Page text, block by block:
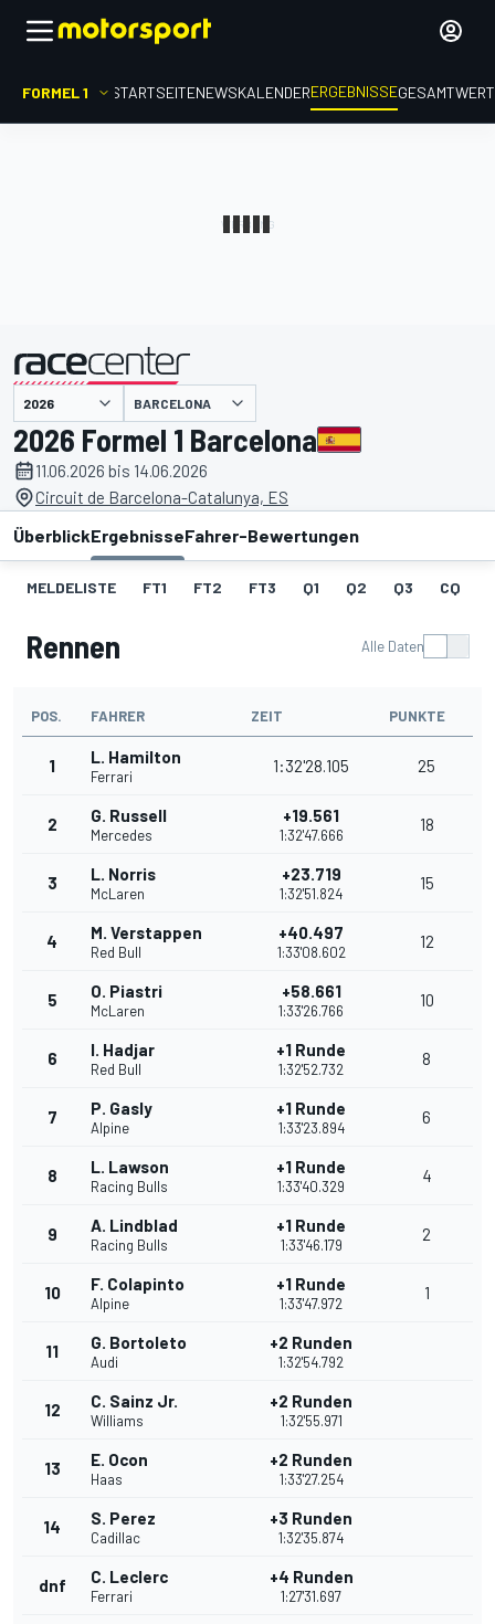
FORMEL 1 STARTSEITENEWSKALENDERERGEBNISSE
BARCELONA
2026 Formel 1 Barcelona
11.06.2026 bis 14.06.2026
Circuit de Barcelona-Catalunya, ES
ÜberblickErgebnisseFahrer-Bewertungen
MELDELISTE FT1 FT2 FT3 Q1 Q2 Q3 CQ
Rennen Alle Daten
POS. FAHRER ZEIT PUNKTE
1 L. Hamilton
Ferrari
1:32'28.105 25
2 G. Russell
Mercedes
+19.561
1:32'47.666
18
3 L. Norris
McLaren
+23.719
1:32'51.824
15
4 M. Verstappen
Red Bull
+40.497
1:33'08.602
12
5 O. Piastri
McLaren
+58.661
1:33'26.766
10
6 I. Hadjar
Red Bull
+1 Runde
1:32'52.732
8
7 P. Gasly
Alpine
+1 Runde
1:33'23.894
6
8 L. Lawson
Racing Bulls
+1 Runde
1:33'40.329
4
9 A. Lindblad
Racing Bulls
+1 Runde
1:33'46.179
2
10 F. Colapinto
Alpine
+1 Runde
1:33'47.972
1
11 G. Bortoleto
Audi
+2 Runden
1:32'54.792
12 C. Sainz Jr.
Williams
+2 Runden
1:32'55.971
13 E. Ocon
Haas
+2 Runden
1:33'27.254
14 S. Perez
Cadillac
+3 Runden
1:32'35.874
dnf C. Leclerc
Ferrari
+4 Runden
1:27'31.697